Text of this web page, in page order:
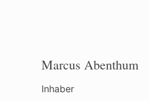
Marcus Abenthum
Inhaber